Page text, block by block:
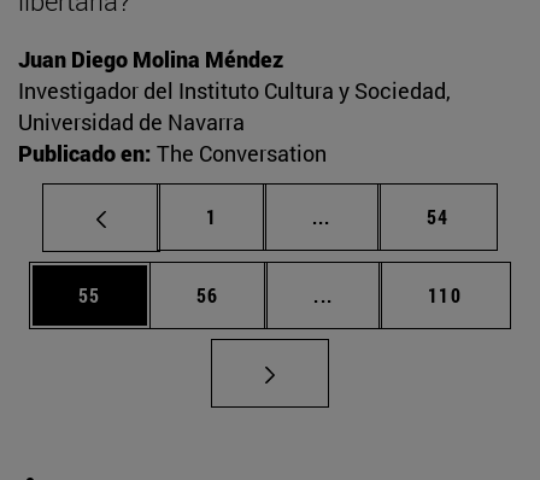
Juan Diego Molina Méndez
Investigador del Instituto Cultura y Sociedad,
Universidad de Navarra
Publicado en: The Conversation
Página
1 ... Páginas intermedias
Página
54
Página
55 Página
56 ... Páginas intermedias
Página
110